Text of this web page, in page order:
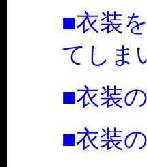
■衣装
てしま
■衣装
■衣装